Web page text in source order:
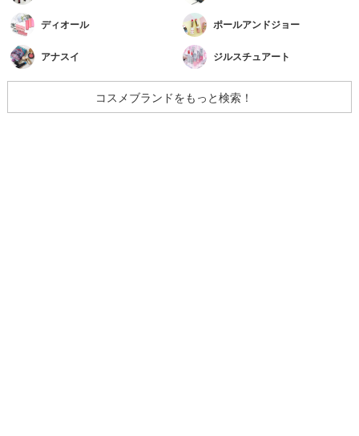
ディオール ポールアンドジョー
アナスイ ジルスチュアート
コスメブランドをもっと検索！